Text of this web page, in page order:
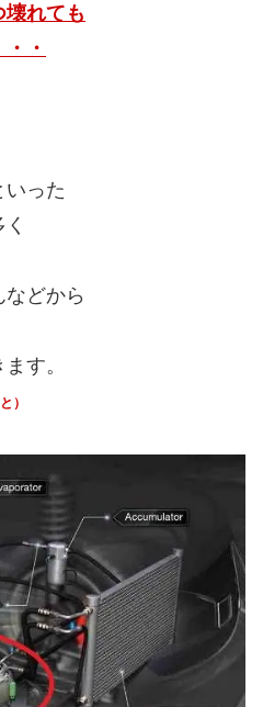
れても
・
いった
どから
す。
）